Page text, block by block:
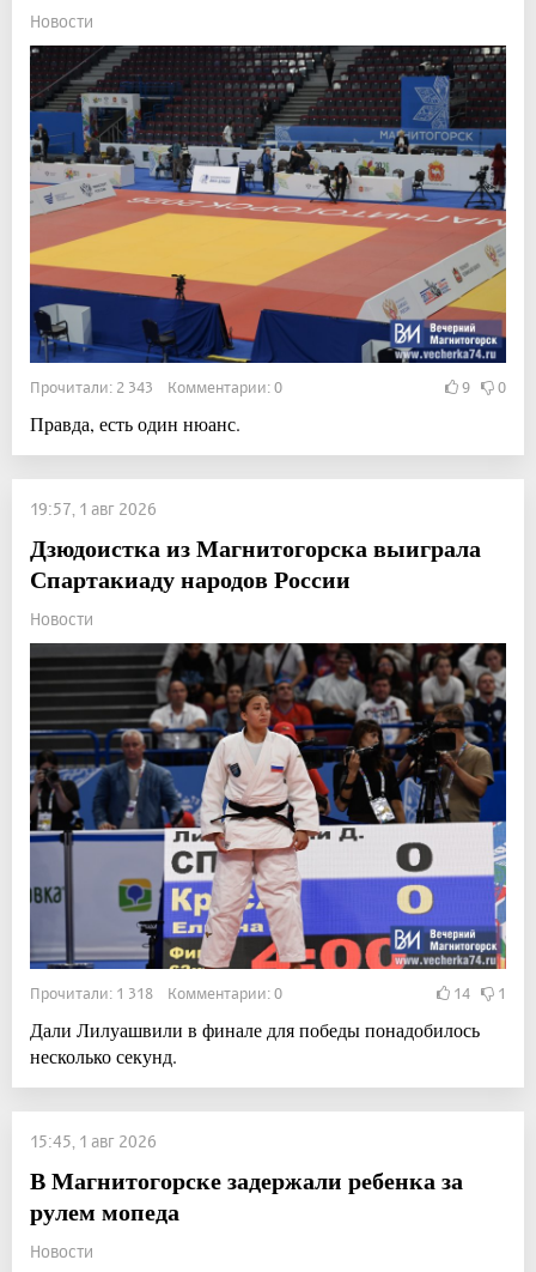
Новости
Прочитали: 2 343 Комментарии: 0 9 0
Правда, есть один нюанс.
19:57, 1 авг 2026
Дзюдоистка из Магнитогорска выиграла
Спартакиаду народов России
Новости
Прочитали: 1 318 Комментарии: 0 14 1
Дали Лилуашвили в финале для победы понадобилось
несколько секунд.
15:45, 1 авг 2026
В Магнитогорске задержали ребенка за
рулем мопеда
Новости